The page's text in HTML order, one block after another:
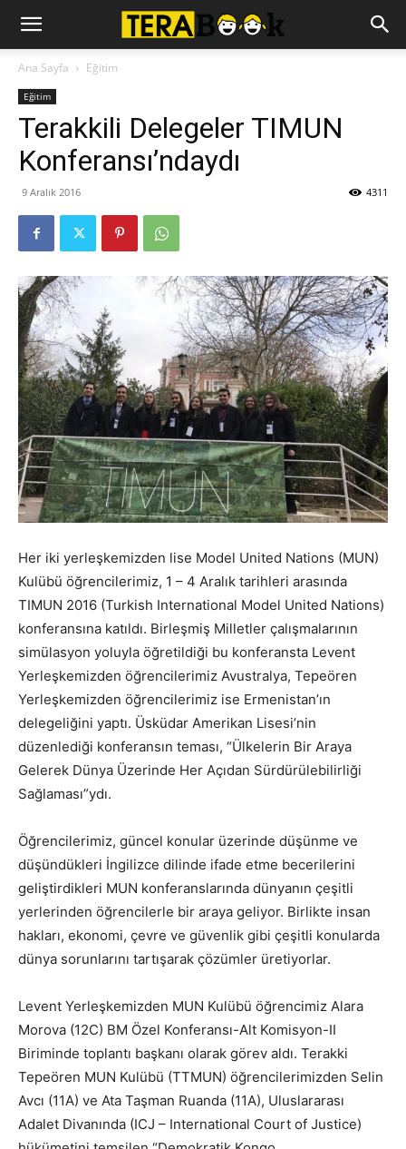
Ana Sayfa Eğitim
Eğitim
Terakkili Delegeler TIMUN
Konferansı’ndaydı
9 Aralık 2016 4311
Her iki yerleşkemizden lise Model United Nations (MUN)
Kulübü öğrencilerimiz, 1 – 4 Aralık tarihleri arasında
TIMUN 2016 (Turkish International Model United Nations)
konferansına katıldı. Birleşmiş Milletler çalışmalarının
simülasyon yoluyla öğretildiği bu konferansta Levent
Yerleşkemizden öğrencilerimiz Avustralya, Tepeören
Yerleşkemizden öğrencilerimiz ise Ermenistan’ın
delegeliğini yaptı. Üsküdar Amerikan Lisesi’nin
düzenlediği konferansın teması, “Ülkelerin Bir Araya
Gelerek Dünya Üzerinde Her Açıdan Sürdürülebilirliği
Sağlaması”ydı.
Öğrencilerimiz, güncel konular üzerinde düşünme ve
düşündükleri İngilizce dilinde ifade etme becerilerini
geliştirdikleri MUN konferanslarında dünyanın çeşitli
yerlerinden öğrencilerle bir araya geliyor. Birlikte insan
hakları, ekonomi, çevre ve güvenlik gibi çeşitli konularda
dünya sorunlarını tartışarak çözümler üretiyorlar.
Levent Yerleşkemizden MUN Kulübü öğrencimiz Alara
Morova (12C) BM Özel Konferansı-Alt Komisyon-II
Biriminde toplantı başkanı olarak görev aldı. Terakki
Tepeören MUN Kulübü (TTMUN) öğrencilerimizden Selin
Avcı (11A) ve Ata Taşman Ruanda (11A), Uluslararası
Adalet Divanında (ICJ – International Court of Justice)